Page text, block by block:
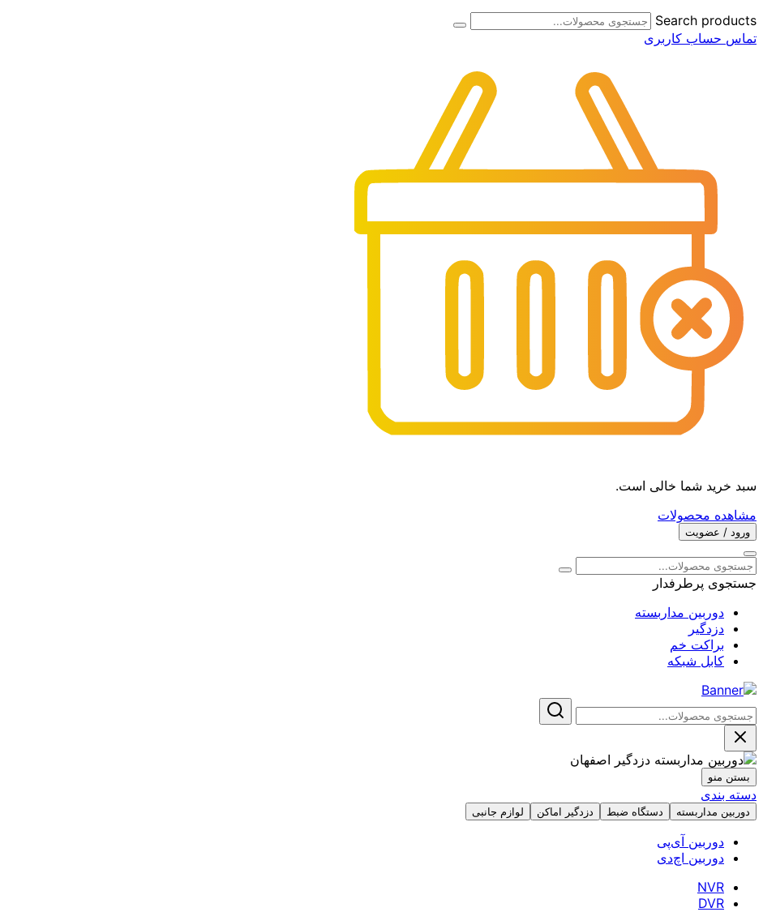
Search products
تماس حساب کاربری
سبد خرید شما خالی است.
مشاهده محصولات
ورود / عضویت
جستجوی پرطرفدار
دوربین مداربسته
دزدگیر
براکت خم
کابل شبکه
بستن منو
دسته بندی
دوربین مداربسته دستگاه ضبط دزدگیر اماکن لوازم جانبی
دوربین آی‌پی
دوربین اچ‌دی
NVR
DVR